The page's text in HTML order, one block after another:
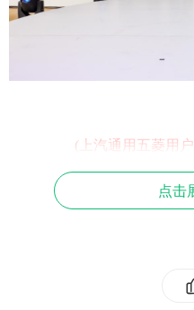
(上汽通用五菱用
仅两个月销量破2万,凯
场,五菱凯捷的用户热情交流
点击